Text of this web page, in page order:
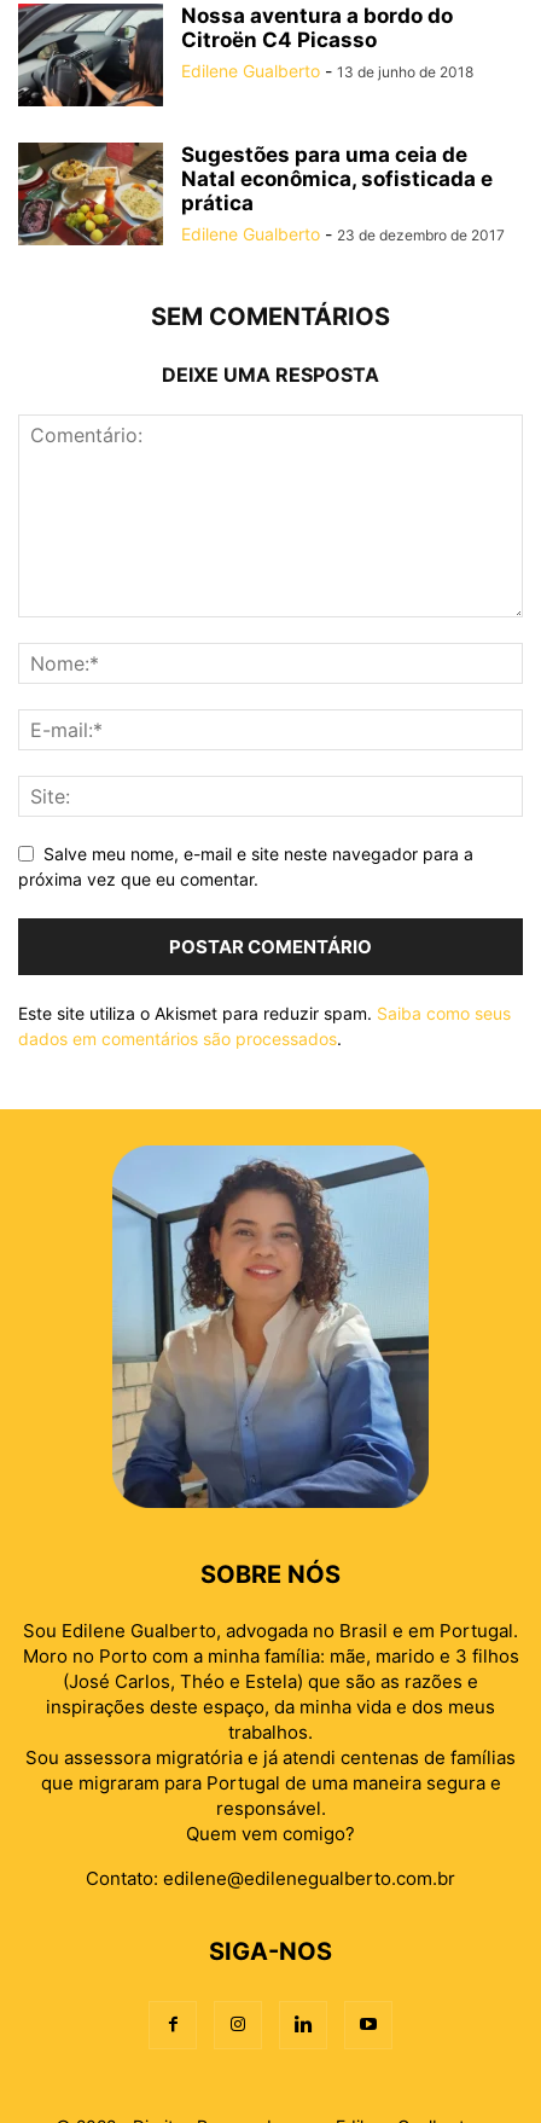
Nossa aventura a bordo do
Citroën C4 Picasso
Edilene Gualberto - 13 de junho de 2018
Sugestões para uma ceia de
Natal econômica, sofisticada e
prática
Edilene Gualberto - 23 de dezembro de 2017
SEM COMENTÁRIOS
DEIXE UMA RESPOSTA
Salve meu nome, e-mail e site neste navegador para a
próxima vez que eu comentar.
Este site utiliza o Akismet para reduzir spam. Saiba como seus
dados em comentários são processados.
SOBRE NÓS
Sou Edilene Gualberto, advogada no Brasil e em Portugal.
Moro no Porto com a minha família: mãe, marido e 3 filhos
(José Carlos, Théo e Estela) que são as razões e
inspirações deste espaço, da minha vida e dos meus
trabalhos.
Sou assessora migratória e já atendi centenas de famílias
que migraram para Portugal de uma maneira segura e
responsável.
Quem vem comigo?
Contato: edilene@edilenegualberto.com.br
SIGA-NOS